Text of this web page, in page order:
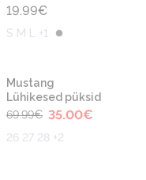
19.99€
S M L +1
-50%
Mustang
Lühikesed püksid
69.99€ 35.00€
26 27 28 +2